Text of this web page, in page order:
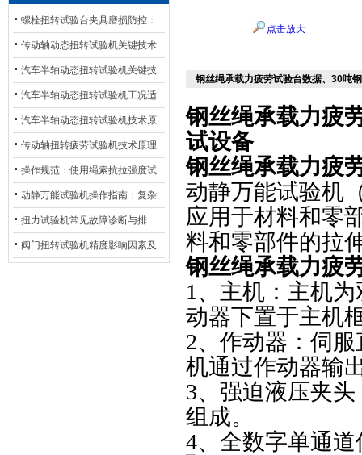
螺栓扭转试验台夹具磨损防控：
材质选型与表面处理的耐用性优
化
传动轴动态扭转试验机关键技术
及产业落地应用
汽车半轴动态扭转试验机关键技
术及产业落地应用
汽车半轴动态扭转试验机工况适
配与质控应用探析
汽车半轴动态扭转试验机技术原
理与行业应用
传动轴扭转疲劳试验机技术原理
与行业应用
操作规范：使用绳索抗拉强度试
验机的完整测试步骤
动静万能试验机操作指南：复杂
动态测试的标准化流程
扭力试验机常见故障诊断与排
除：从传感器信号异常到机械传
阀门扭转试验机精度影响因素及
点击放大
钢丝绳承载力疲劳试验台数据、30吨
钢丝绳承载力疲
试设备
钢丝绳承载力疲
动静万能试验机
应用于材料和零
料和零部件的拉
钢丝绳承载力疲
1、主机：主机
动器下置于主机
2、作动器：伺
机通过作动器输
3、强迫液压夹
组成。
4、全数字单通道